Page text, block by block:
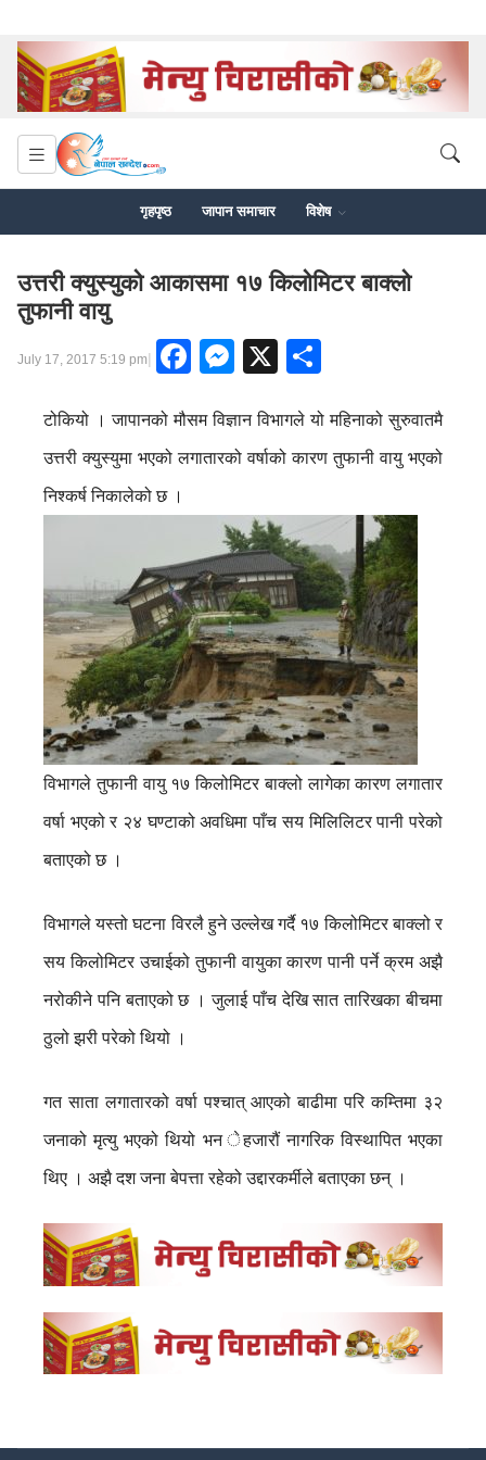
गृहपृष्ठ जापान समाचार विशेष
उत्तरी क्युस्युको आकासमा १७ किलोमिटर बाक्लो
तुफानी वायु
July 17, 2017 5:19 pm| Facebook
Messenger
X
टोकियो । जापानको मौसम विज्ञान विभागले यो महिनाको सुरुवातमै
उत्तरी क्युस्युमा भएको लगातारको वर्षाको कारण तुफानी वायु भएको
निश्कर्ष निकालेको छ ।
विभागले तुफानी वायु १७ किलोमिटर बाक्लो लागेका कारण लगातार
वर्षा भएको र २४ घण्टाको अवधिमा पाँच सय मिलिलिटर पानी परेको
बताएको छ ।
विभागले यस्तो घटना विरलै हुने उल्लेख गर्दै १७ किलोमिटर बाक्लो र
सय किलोमिटर उचाईको तुफानी वायुका कारण पानी पर्ने क्रम अझै
नरोकीने पनि बताएको छ । जुलाई पाँच देखि सात तारिखका बीचमा
ठुलो झरी परेको थियो ।
गत साता लगातारको वर्षा पश्चात् आएको बाढीमा परि कम्तिमा ३२
जनाको मृत्यु भएको थियो भन ेहजारौं नागरिक विस्थापित भएका
थिए । अझै दश जना बेपत्ता रहेको उद्दारकर्मीले बताएका छन् ।